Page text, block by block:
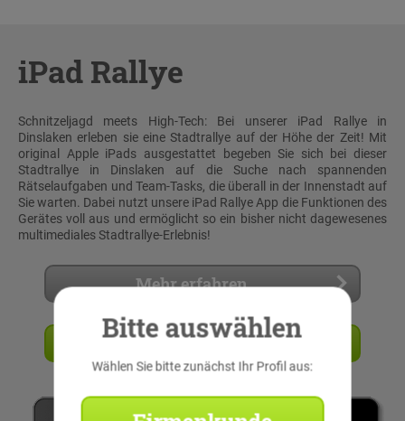
iPad Rallye
Schnitzeljagd meets High-Tech: Bei unserer iPad Rallye in
Dinslaken erleben sie eine Stadtrallye auf der Höhe der Zeit! Mit
original Apple iPads ausgestattet begeben Sie sich bei dieser
Stadtrallye in Dinslaken auf die Suche nach spannenden
Rätselaufgaben und Team-Tasks, die überall in der Innenstadt auf
Sie warten. Dabei nutzt unsere iPad Rallye App die Funktionen des
Gerätes voll aus und ermöglicht so ein bisher nicht dagewesenes
multimediales Stadtrallye-Erlebnis!
Mehr erfahren
Angebot anfordern
Bitte auswählen
Wählen Sie bitte zunächst Ihr Profil aus: